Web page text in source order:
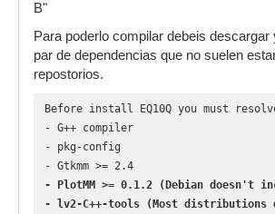
B"
Para poderlo compilar debeis descargar
par de dependencias que no suelen
repostorios.
Before install EQ10Q you must
- G++ compiler
- pkg-config
- Gtkmm >= 2.4
- PlotMM >= 0.1.2 (Debian doesn't
- lv2-C++-tools (Most distributions